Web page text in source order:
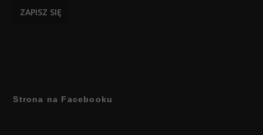
ZAPISZ SIĘ
Strona na Facebooku